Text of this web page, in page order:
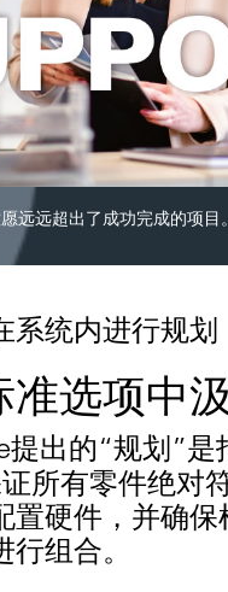
远远超出了成功完成的项
系统内进行规划
准选项中
提出的“规划”是
所有零件绝对
置硬件，并确保
组合。